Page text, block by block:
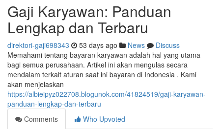
Gaji Karyawan: Panduan
Lengkap dan Terbaru
direktori-gaji698343 53 days ago News
Discuss
Memahami tentang bayaran karyawan adalah hal yang utama
bagi semua perusahaan. Artikel ini akan mengulas secara
mendalam terkait aturan saat ini bayaran di Indonesia . Kami
akan menjelaskan
https://albieipyz022708.blogunok.com/41824519/gaji-karyawan-
panduan-lengkap-dan-terbaru
Comments
Who Upvoted